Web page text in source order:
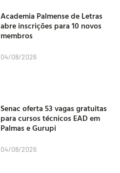
Academia Palmense de Letras
abre inscrições para 10 novos
membros
04/08/2026
Senac oferta 53 vagas gratuitas
para cursos técnicos EAD em
Palmas e Gurupi
04/08/2026